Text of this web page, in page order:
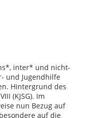
inter* und nicht-
und Jugendhilfe
Hintergrund des
(KJSG). Im
nun Bezug auf
auf die